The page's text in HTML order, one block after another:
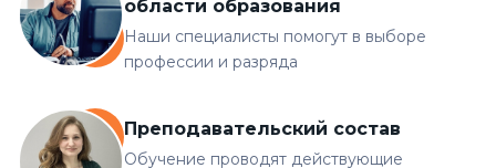
области образования
Наши специалисты помогут в выборе
профессии и разряда
Преподавательский состав
Обучение проводят действующие